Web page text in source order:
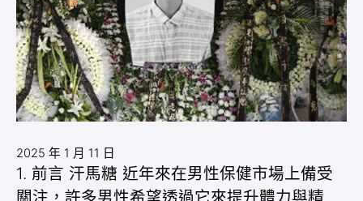
2025 年 1 月 11 日
1. 前言 汗馬糖 近年來在男性保健市場上備受
關注，許多男性希望透過它來提升體力與精